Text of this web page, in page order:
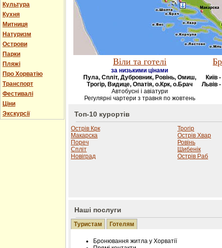
Культура
Кухня
Митниця
Натуризм
Острови
Парки
Пляжі
Про Хорватію
Транспорт
Фестивалі
Ціни
Экскурсії
Віли та готелі
за низькими цінами
Пула, Спліт, Дубровник, Ровінь, Омиш,
Трогір, Видице, Опатія, о.Крк, о.Брач
Автобусні і авіатури
Регулярні чартери з травня по жовтень
Київ
Львів
Топ-10 курортів
Острів Крк
Макарска
Пореч
Спліт
Новіград
Трогір
Острів Хвар
Ровінь
Шибенік
Острів Раб
Наші послуги
Туристам Готелям
Бронювання житла у Хорватії